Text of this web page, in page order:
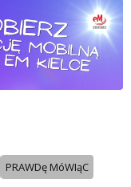
PRAWDę MóWIąC